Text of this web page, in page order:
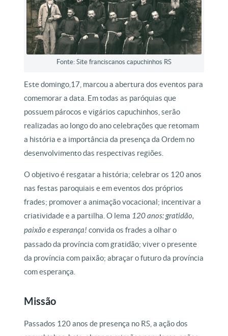
Fonte: Site franciscanos capuchinhos RS
Este domingo,17, marcou a abertura dos eventos para
comemorar a data. Em todas as paróquias que
possuem párocos e vigários capuchinhos, serão
realizadas ao longo do ano celebrações que retomam
a história e a importância da presença da Ordem no
desenvolvimento das respectivas regiões.
O objetivo é resgatar a história; celebrar os 120 anos
nas festas paroquiais e em eventos dos próprios
frades; promover a animação vocacional; incentivar a
criatividade e a partilha. O lema 120 anos: gratidão,
paixão e esperança! convida os frades a olhar o
passado da província com gratidão; viver o presente
da província com paixão; abraçar o futuro da província
com esperança.
Missão
Passados 120 anos de presença no RS, a ação dos